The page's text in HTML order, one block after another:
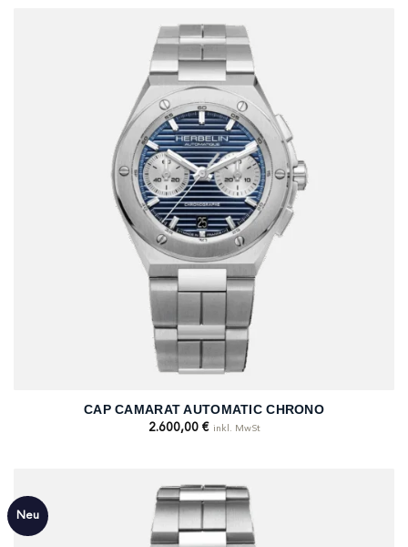
CAP CAMARAT AUTOMATIC CHRONO
2.600,00 € inkl. MwSt
Neu